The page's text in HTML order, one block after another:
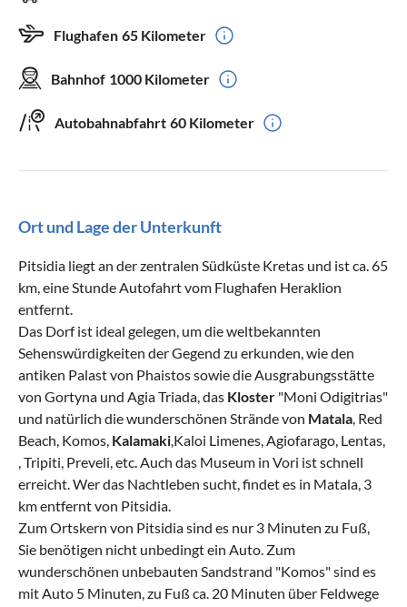
Flughafen 65 Kilometer
Bahnhof 1000 Kilometer
Autobahnabfahrt 60 Kilometer
Ort und Lage der Unterkunft
Pitsidia liegt an der zentralen Südküste Kretas und ist ca. 65
km, eine Stunde Autofahrt vom Flughafen Heraklion
entfernt.
Das Dorf ist ideal gelegen, um die weltbekannten
Sehenswürdigkeiten der Gegend zu erkunden, wie den
antiken Palast von Phaistos sowie die Ausgrabungsstätte
von Gortyna und Agia Triada, das Kloster "Moni Odigitrias"
und natürlich die wunderschönen Strände von Matala , Red
Beach, Komos, Kalamaki ,Kaloi Limenes, Agiofarago, Lentas,
, Tripiti, Preveli, etc. Auch das Museum in Vori ist schnell
erreicht. Wer das Nachtleben sucht, findet es in Matala, 3
km entfernt von Pitsidia.
Zum Ortskern von Pitsidia sind es nur 3 Minuten zu Fuß,
Sie benötigen nicht unbedingt ein Auto. Zum
wunderschönen unbebauten Sandstrand "Komos" sind es
mit Auto 5 Minuten, zu Fuß ca. 20 Minuten über Feldwege